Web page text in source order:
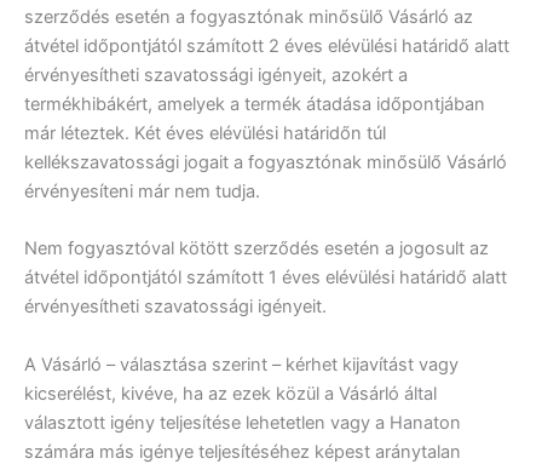
szerződés esetén a fogyasztónak minősülő Vásárló az
átvétel időpontjától számított 2 éves elévülési határidő alatt
érvényesítheti szavatossági igényeit, azokért a
termékhibákért, amelyek a termék átadása időpontjában
már léteztek. Két éves elévülési határidőn túl
kellékszavatossági jogait a fogyasztónak minősülő Vásárló
érvényesíteni már nem tudja.
Nem fogyasztóval kötött szerződés esetén a jogosult az
átvétel időpontjától számított 1 éves elévülési határidő alatt
érvényesítheti szavatossági igényeit.
A Vásárló – választása szerint – kérhet kijavítást vagy
kicserélést, kivéve, ha az ezek közül a Vásárló által
választott igény teljesítése lehetetlen vagy a Hanaton
számára más igénye teljesítéséhez képest aránytalan